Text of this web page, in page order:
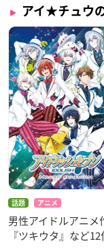
アイ★チュウ
話題 アニメ
男性アイドルアニメ
『ツキウタ』など